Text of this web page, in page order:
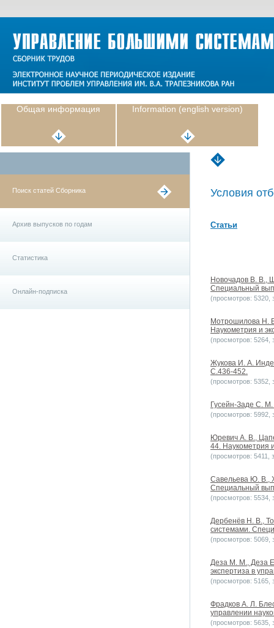
Общая информация Information (english version)
Поиск статей Сборника
Архив выпусков по годам
Статистика
Онлайн-подписка
Условия
Статьи
Новочадов В. В.,
Специальный
(просмотров: 5320,
Мотрошилова Н.
Наукометрия и
(просмотров: 5264,
Жукова И. А.
С.436-452.
(просмотров: 5352,
Гусейн-Заде С.
(просмотров: 5992,
Юревич А. В.,
44. Наукометрия
(просмотров: 5411,
Савельева Ю. В.,
Специальный
(просмотров: 5534,
Дербенёв Н. В.,
системами.
(просмотров: 5069,
Деза М. М., Деза
экспертиза в
(просмотров: 5165,
Фрадков А. Л.
управлении
(просмотров: 5635,